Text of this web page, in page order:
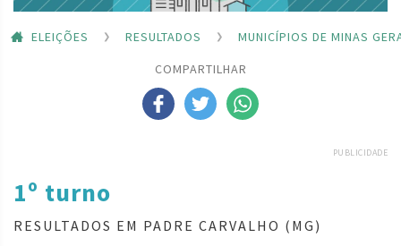
ELEIÇÕES RESULTADOS
MUNICÍPIOS DE MINAS
COMPARTILHAR
PUBLICIDADE
1º turno
RESULTADOS EM PADRE CARVALHO (MG)